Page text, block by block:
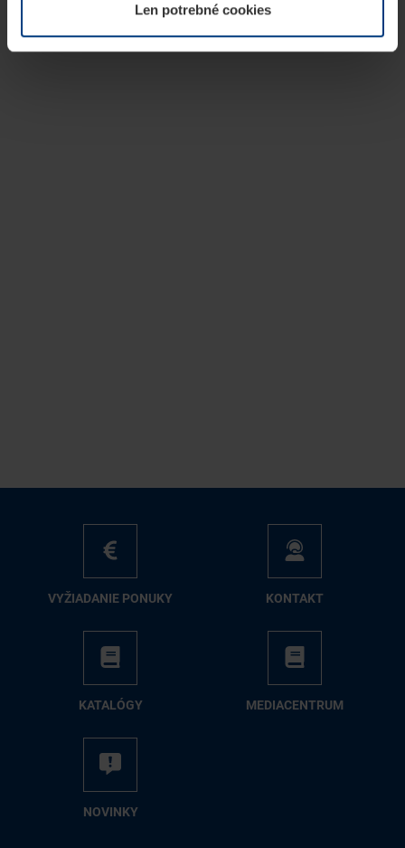
našej webovej stránky.Len potrebné cookies
VY­ŽIA­DA­NIE PO­NU­KY KON­TAKT
KA­TA­LÓ­GY ME­DIA­CEN­TRUM
NO­VIN­KY